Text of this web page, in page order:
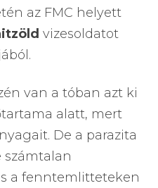
az FMC helyett
vizesoldatot
van a tóban azt ki
alatt, mert
De a parazita
számtalan
a fenntemlitteteken